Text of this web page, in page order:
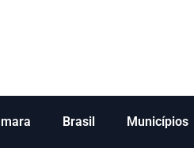
Brasil Municípios